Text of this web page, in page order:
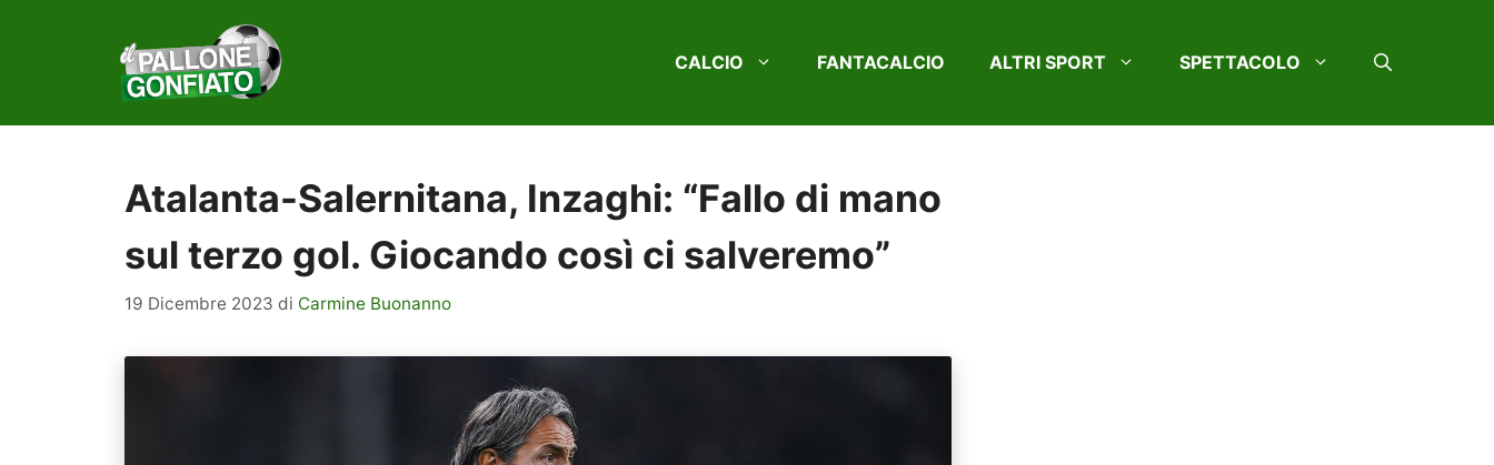
CALCIO FANTACALCIO ALTRI SPORT SPETTACOLO
Atalanta-Salernitana, Inzaghi: “Fallo di mano
sul terzo gol. Giocando così ci salveremo”
19 Dicembre 2023 di Carmine Buonanno